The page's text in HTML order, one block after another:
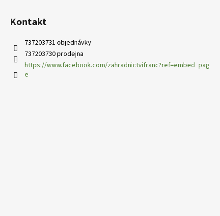
Kontakt
737203731 objednávky
737203730 prodejna
https://www.facebook.com/zahradnictvifranc?ref=embed_pag
e